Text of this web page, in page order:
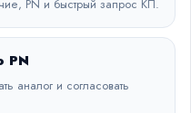
PN и быстрый запрос КП.
PN
аналог и согласовать